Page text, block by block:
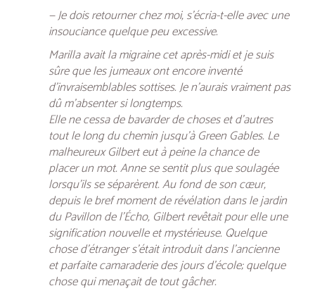
— Je dois retourner chez moi, s’écria-t-elle avec une
insouciance quelque peu excessive.
Marilla avait la migraine cet après-midi et je suis
sûre que les jumeaux ont encore inventé
d’invraisemblables sottises. Je n’aurais vraiment pas
dû m’absenter si longtemps.
Elle ne cessa de bavarder de choses et d’autres
tout le long du chemin jusqu’à Green Gables. Le
malheureux Gilbert eut à peine la chance de
placer un mot. Anne se sentit plus que soulagée
lorsqu’ils se séparèrent. Au fond de son cœur,
depuis le bref moment de révélation dans le jardin
du Pavillon de l’Écho, Gilbert revêtait pour elle une
signification nouvelle et mystérieuse. Quelque
chose d’étranger s’était introduit dans l’ancienne
et parfaite camaraderie des jours d’école; quelque
chose qui menaçait de tout gâcher.